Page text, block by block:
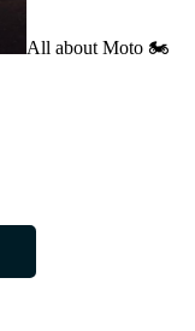
All about Moto 🏍